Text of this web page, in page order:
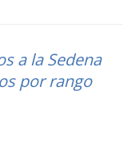
a la Sedena
por rango